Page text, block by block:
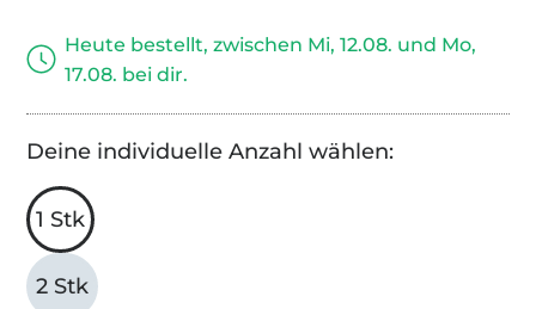
Heute bestellt, zwischen Mi, 12.08. und Mo,
17.08. bei dir.
Deine individuelle Anzahl wählen:
1 Stk
2 Stk